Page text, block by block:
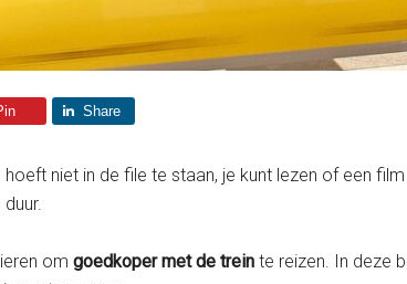
Share
niet in de file te staan, je kunt lezen of een
om goedkoper met de trein te reizen. In deze